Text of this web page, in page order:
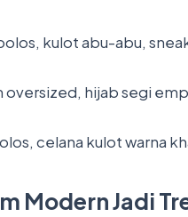
kulot abu-abu,
oversized, hijab segi
celana kulot warna
Modern Jadi